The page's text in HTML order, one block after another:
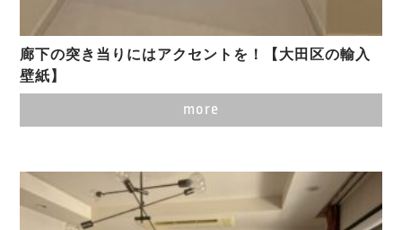
廊下の突き当りにはアクセントを！【大田区の輸入
壁紙】
more